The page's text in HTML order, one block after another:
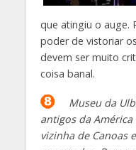
que atingiu o auge.
poder de vistoriar
devem ser muito
coisa banal.
Museu da
antigos da
vizinha de Canoas